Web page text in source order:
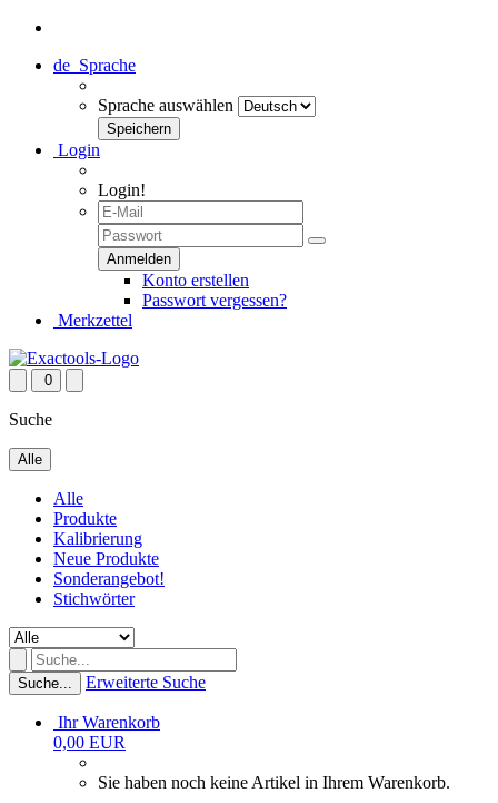
de Sprache
Sprache auswählen
Login
Login!
Konto erstellen
Passwort vergessen?
Merkzettel
0
Suche
Alle
Alle
Produkte
Kalibrierung
Neue Produkte
Sonderangebot!
Stichwörter
Suche... Erweiterte Suche
Ihr Warenkorb
0,00 EUR
Sie haben noch keine Artikel in Ihrem Warenkorb.